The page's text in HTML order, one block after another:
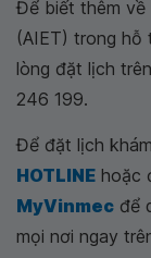
Để biết thêm về
(AIET) trong hỗ
lòng đặt lịch
246 199.
Để đặt lịch
HOTLINE hoặc
MyVinmec để
mọi nơi ngay